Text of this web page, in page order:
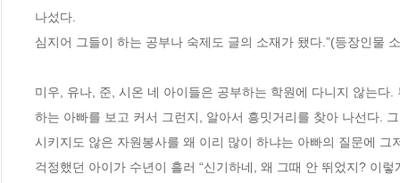
나섰다.
심지어 그들이 하는 공부나 숙제도 글의 소재가 됐다.”(등장인물
미우, 유나, 준, 시온 네 아이들은 공부하는 학원에 다니지 않는
하는 아빠를 보고 커서 그런지, 알아서 흥밋거리를 찾아 나선다.
시키지도 않은 자원봉사를 왜 이리 많이 하냐는 아빠의 질문에
걱정했던 아이가 수년이 흘러 “신기하네, 왜 그때 안 뛰었지? 이